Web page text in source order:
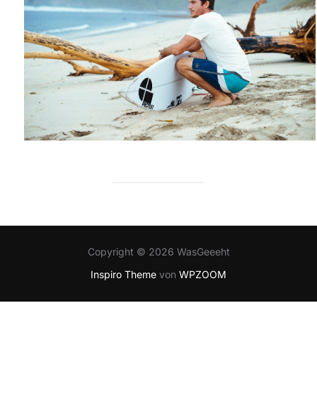
Copyright © 2026 WasGeeeht
Inspiro Theme von WPZOOM